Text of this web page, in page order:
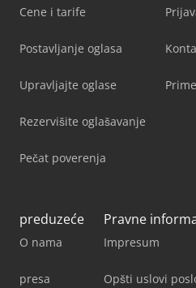
Cene i tarife
Postavljanje oglasa
Upravljajte oglase
Rezervišite oglašavanje
Pečat poverenja
preduzeće
O nama
presa
Pravne
Impresum
Opšti uslovi